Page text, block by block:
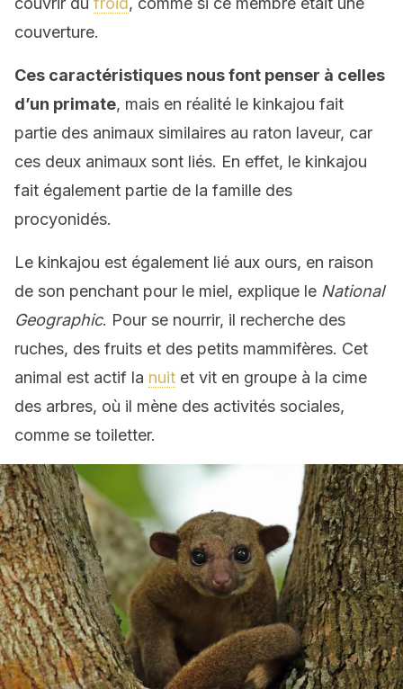
couverture.
Ces caractéristiques nous font penser à celles
d’un primate, mais en réalité le kinkajou fait
partie des animaux similaires au raton laveur, car
ces deux animaux sont liés. En effet, le kinkajou
fait également partie de la famille des
procyonidés.
Le kinkajou est également lié aux ours, en raison
de son penchant pour le miel, explique le National
Geographic. Pour se nourrir, il recherche des
ruches, des fruits et des petits mammifères. Cet
animal est actif la nuit et vit en groupe à la cime
des arbres, où il mène des activités sociales,
comme se toiletter.